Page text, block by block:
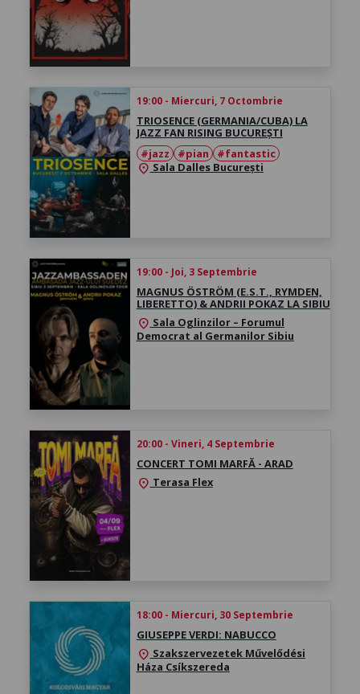
19:00 - Miercuri, 7 Octombrie
TRIOSENCE (GERMANIA/CUBA) LA
JAZZ FAN RISING BUCUREȘTI
#jazz
#pian #fantastic
location_on Sala Dalles București
19:00 - Joi, 3 Septembrie
MAGNUS ÖSTRÖM (E.S.T., RYMDEN,
LIBERETTO) & ANDRII POKAZ LA SIBIU
location_on Sala Oglinzilor – Forumul
Democrat al Germanilor Sibiu
20:00 - Vineri, 4 Septembrie
CONCERT TOMI MARFĂ - ARAD
location_on Terasa Flex
18:00 - Miercuri, 30 Septembrie
GIUSEPPE VERDI: NABUCCO
location_on Szakszervezetek Művelődési
Háza Csíkszereda